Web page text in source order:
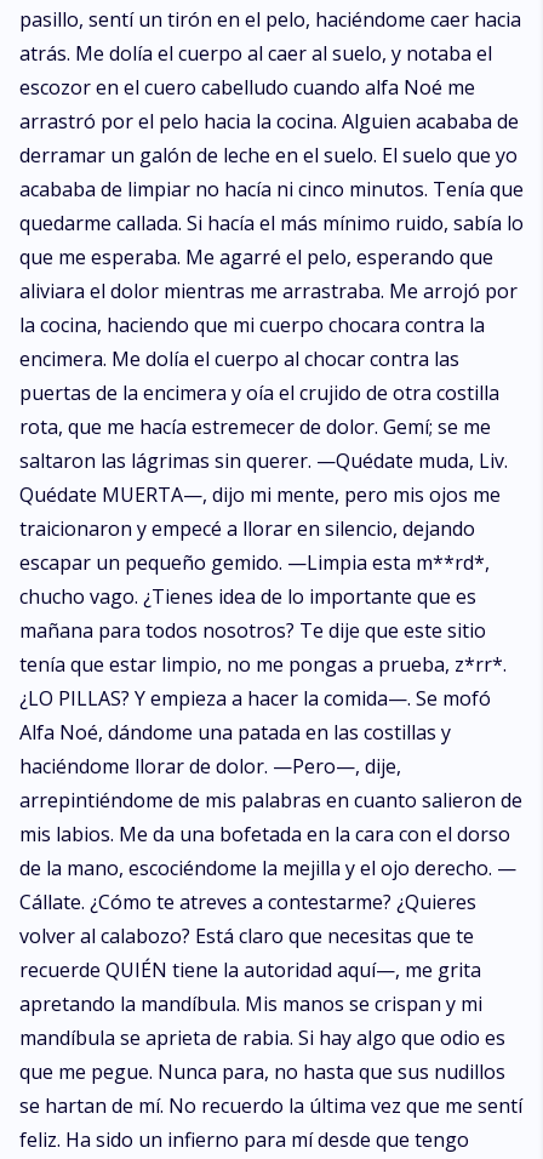
pasillo, sentí un tirón en el pelo, haciéndome caer hacia
atrás. Me dolía el cuerpo al caer al suelo, y notaba el
escozor en el cuero cabelludo cuando alfa Noé me
arrastró por el pelo hacia la cocina. Alguien acababa de
derramar un galón de leche en el suelo. El suelo que yo
acababa de limpiar no hacía ni cinco minutos. Tenía que
quedarme callada. Si hacía el más mínimo ruido, sabía lo
que me esperaba. Me agarré el pelo, esperando que
aliviara el dolor mientras me arrastraba. Me arrojó por
la cocina, haciendo que mi cuerpo chocara contra la
encimera. Me dolía el cuerpo al chocar contra las
puertas de la encimera y oía el crujido de otra costilla
rota, que me hacía estremecer de dolor. Gemí; se me
saltaron las lágrimas sin querer. —Quédate muda, Liv.
Quédate MUERTA—, dijo mi mente, pero mis ojos me
traicionaron y empecé a llorar en silencio, dejando
escapar un pequeño gemido. —Limpia esta m**rd*,
chucho vago. ¿Tienes idea de lo importante que es
mañana para todos nosotros? Te dije que este sitio
tenía que estar limpio, no me pongas a prueba, z*rr*.
¿LO PILLAS? Y empieza a hacer la comida—. Se mofó
Alfa Noé, dándome una patada en las costillas y
haciéndome llorar de dolor. —Pero—, dije,
arrepintiéndome de mis palabras en cuanto salieron de
mis labios. Me da una bofetada en la cara con el dorso
de la mano, escociéndome la mejilla y el ojo derecho. —
Cállate. ¿Cómo te atreves a contestarme? ¿Quieres
volver al calabozo? Está claro que necesitas que te
recuerde QUIÉN tiene la autoridad aquí—, me grita
apretando la mandíbula. Mis manos se crispan y mi
mandíbula se aprieta de rabia. Si hay algo que odio es
que me pegue. Nunca para, no hasta que sus nudillos
se hartan de mí. No recuerdo la última vez que me sentí
feliz. Ha sido un infierno para mí desde que tengo